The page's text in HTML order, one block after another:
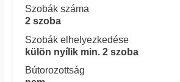
Szobák száma
2 szoba
Szobák elhelyezkedése
külön nyílik min. 2 szoba
Bútorozottság